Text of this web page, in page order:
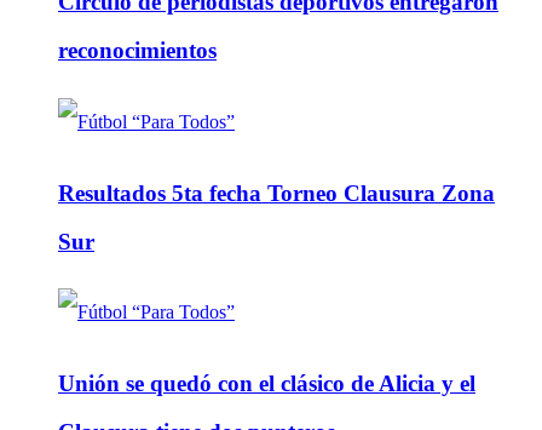
reconocimientos
Resultados 5ta fecha Torneo Clausura Zona
Sur
Unión se quedó con el clásico de Alicia y el